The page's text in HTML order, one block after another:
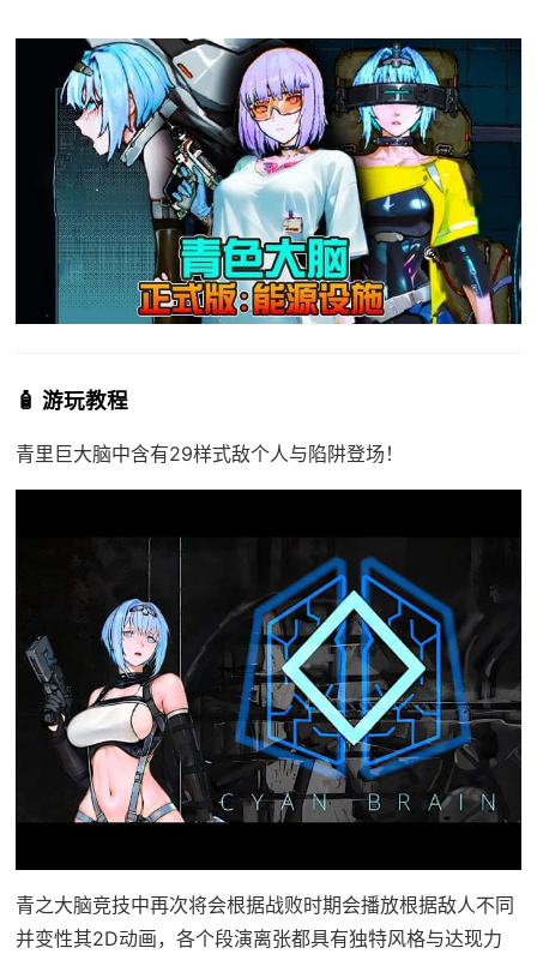
🧴 游玩教程
青里巨大脑中含有29样式敌个人与陷阱登场！
青之大脑竞技中再次将会根据战败时期会播放根据敌人不同
并变性其2D动画，各个段演离张都具有独特风格与达现力